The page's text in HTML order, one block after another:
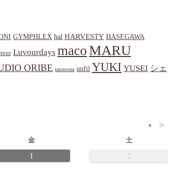
GYMPHLEX hal HARVESTY HASEGAWA
Luvourdays macoMARU
ORIBE tannossa unfil YUKI YUSEI シェ
▼ >
金 土
1 2